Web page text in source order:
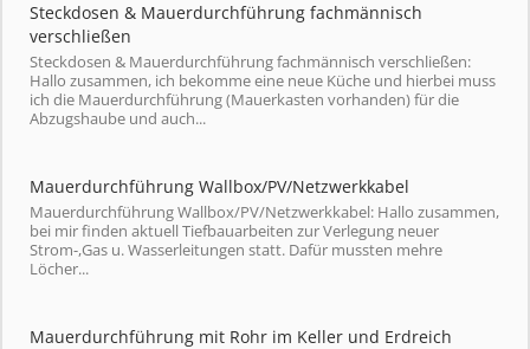
Steckdosen & Mauerdurchführung fachmännisch
verschließen
Steckdosen & Mauerdurchführung fachmännisch verschließen:
Hallo zusammen, ich bekomme eine neue Küche und hierbei muss
ich die Mauerdurchführung (Mauerkasten vorhanden) für die
Abzugshaube und auch...
Mauerdurchführung Wallbox/PV/Netzwerkkabel
Mauerdurchführung Wallbox/PV/Netzwerkkabel: Hallo zusammen,
bei mir finden aktuell Tiefbauarbeiten zur Verlegung neuer
Strom-,Gas u. Wasserleitungen statt. Dafür mussten mehre
Löcher...
Mauerdurchführung mit Rohr im Keller und Erdreich